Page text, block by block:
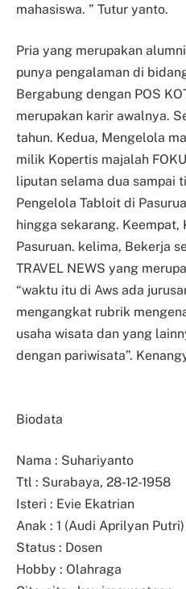
mahasiswa. ” Tutur yanto.
Pria yang merupakan
punya pengalaman di
Bergabung dengan POS
merupakan karir awalnya.
tahun. Kedua, Mengelola
milik Kopertis majalah
liputan selama dua sampai
Pengelola Tabloit di
hingga sekarang.
Pasuruan. kelima, Bekerja
TRAVEL NEWS yang
“waktu itu di Aws ada
mengangkat rubrik
usaha wisata dan yang
dengan pariwisata”.
Biodata
Nama : Suhariyanto
Ttl : Surabaya, 28-12-1958
Isteri : Evie Ekatrian
Anak : 1 (Audi Aprilyan Putri)
Status : Dosen
Hobby : Olahraga